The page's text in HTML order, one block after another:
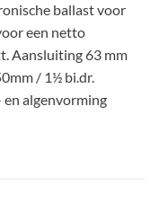
ballast voor
een netto
Aansluiting 63 mm
/ 1½ bi.dr.
algenvorming